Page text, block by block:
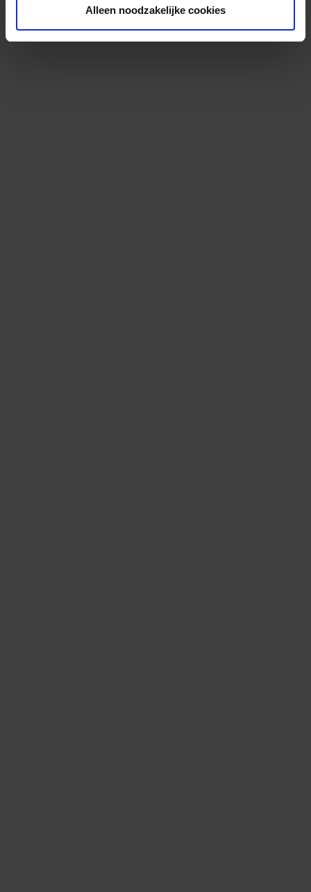
Alleen noodzakelijke cookies